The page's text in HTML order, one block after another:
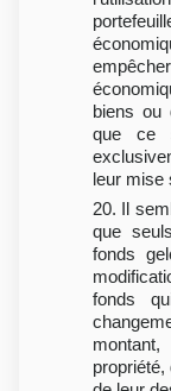
biens ou
que ce
leur mise
20. Il
que
fonds
fonds